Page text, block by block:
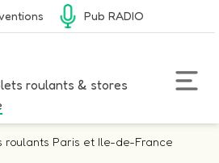
Pub RADIO
roulants & stores
roulants Paris et Ile-de-France